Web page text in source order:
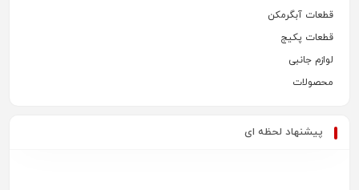
قطعات آبگرمکن
قطعات پکیج
لوازم جانبی
محصولات
پیشنهاد لحظه ای